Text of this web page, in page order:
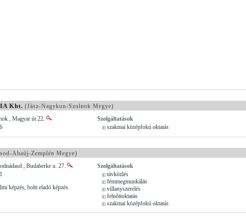
Kht. (Jász-Nagykun-Szolnok Megye)
, Magyar út 22.
Szolgáltatások
szakmai középfokú oktatás
Abaúj-Zemplén Megye)
, Budaberke u. 27.
képzés, bolti eladó képzés.
Szolgáltatások
távközlés
fémmegmunkálás
villanyszerelés
felnőttoktatás
szakmai középfokú oktatás